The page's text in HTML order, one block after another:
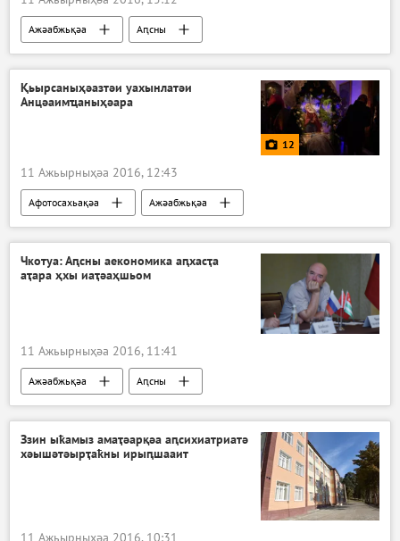
Ажәабжьқәа Аԥсны
Қьырсаныҳәазтәи уахынлатәи
Анцәаимҵаныҳәара
12
11 Ажьырныҳәа 2016, 12:43
Афотосахьақәа
Ажәабжьқәа
Аԥсны
Чкотуа: Аԥсны аекономика аԥхасҭа
аҭара ҳхы иаҭәаҳшьом
11 Ажьырныҳәа 2016, 11:41
Ажәабжьқәа Аԥсны
Ззин ыҟамыз амаҭәарқәа аԥсихиатриатә
хәышәтәырҭаҟны ирыԥшааит
11 Ажьырныҳәа 2016, 10:31